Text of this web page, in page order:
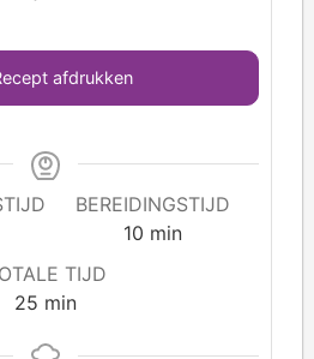
afdrukken
BEREIDINGSTIJD
10 min
TIJD
25 min